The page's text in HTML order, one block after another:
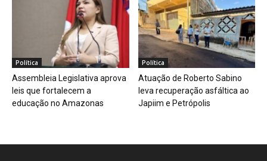
Política
Assembleia Legislativa aprova
leis que fortalecem a
educação no Amazonas
Política
Atuação de Roberto Sabino
leva recuperação asfáltica ao
Japiim e Petrópolis